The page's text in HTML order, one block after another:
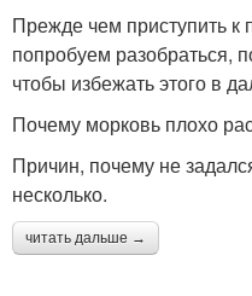
Прежде чем приступить
попробуем разобраться,
чтобы избежать этого в
Почему морковь плохо
Причин, почему не
несколько.
читать дальше →